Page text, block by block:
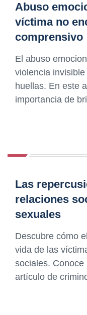
Abuso
víctima no
comprensivo
El abuso
violencia
huellas. En este
importancia de
Las
relaciones
sexuales
Descubre cómo
vida de las
sociales.
artículo de